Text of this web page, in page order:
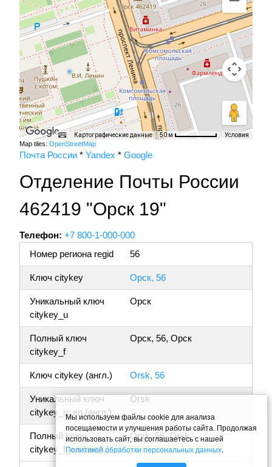
Картографические данные 50 м Условия
Map tiles: OpenStreetMap
Почта России * Yandex * Google
Отделение Почты России
462419 "Орск 19"
Телефон: +7 800-1-000-000
Номер региона regid
56
Ключ citykey Орск, 56
Уникальный ключ
citykey_u
Орск
Полный ключ
citykey_f
Орск, 56, Орск
Ключ citykey (англ.) Orsk, 56
Уникальный ключ
citykey_u_en (англ.)
Orsk
Полный ключ
citykey_f_en (англ.)
Orsk, 56, Orsk
Мы используем файлы cookie для анализа
посещаемости и улучшения работы сайта. Продолжая
использовать сайт, вы соглашаетесь с нашей
Политикой обработки персональных данных.